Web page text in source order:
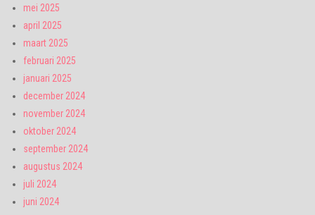
mei 2025
april 2025
maart 2025
februari 2025
januari 2025
december 2024
november 2024
oktober 2024
september 2024
augustus 2024
juli 2024
juni 2024